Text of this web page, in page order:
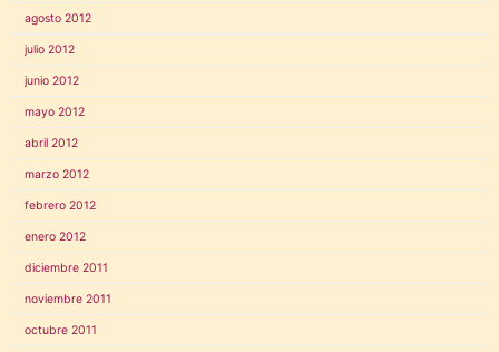
agosto 2012
julio 2012
junio 2012
mayo 2012
abril 2012
marzo 2012
febrero 2012
enero 2012
diciembre 2011
noviembre 2011
octubre 2011